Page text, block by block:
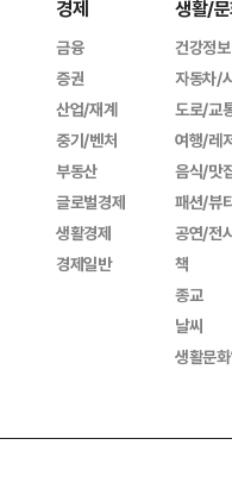
경제
금융
증권
산업/재계
중기/벤처
부동산
글로벌경제
생활경제
경제일반
생활/
건강정보
자동차/
도로/교
여행/레
음식/맛
패션/뷰
공연/전
책
종교
날씨
생활문